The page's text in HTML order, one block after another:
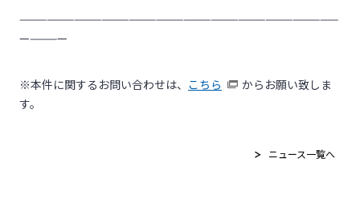
———————————————————————————————————
—————
※本件に関するお問い合わせは、 こちら
からお願い致しま
す。
ニュース一覧へ